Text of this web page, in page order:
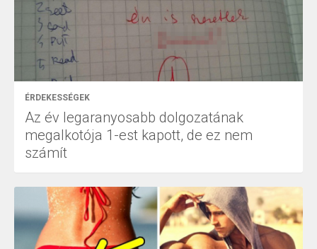
ÉRDEKESSÉGEK
Az év legaranyosabb dolgozatának
megalkotója 1-est kapott, de ez nem
számít